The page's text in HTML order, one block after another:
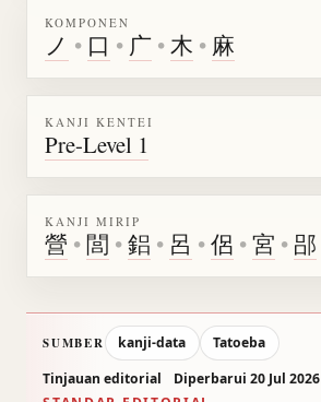
KOMPONEN
ノ • 口 • 广 •木 • 麻
KANJI KENTEI
Pre-Level 1
KANJI MIRIP
營 •閭 •鋁 • 呂 •侶 •宮 • 郘
SUMBER kanji-data
Tatoeba
Tinjauan editorial
Diperbarui 20 Jul 2026